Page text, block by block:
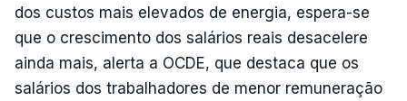
dos custos mais elevados de energia, espera-se
que o crescimento dos salários reais desacelere
ainda mais, alerta a OCDE, que destaca que os
salários dos trabalhadores de menor remuneração